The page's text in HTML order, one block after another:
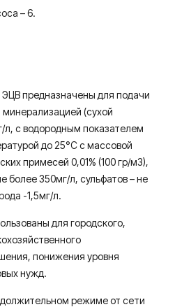
– 6.
предназначены для подачи
(сухой
л, с водородным показателем
до 25°С с массовой
примесей 0,01% (100 гр/м3),
более 350мг/л, сульфатов – не
-1,5мг/л.
для городского,
понижения уровня
нужд.
режиме от сети